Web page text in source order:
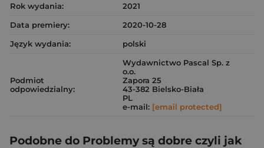
Rok wydania:
2021
Data premiery:
2020-10-28
Język wydania:
polski
Podmiot
odpowiedzialny:
Wydawnictwo Pascal Sp. z
o.o.
Zapora 25
43-382 Bielsko-Biała
PL
e-mail: [email protected]
Podobne do Problemy są dobre czyli jak